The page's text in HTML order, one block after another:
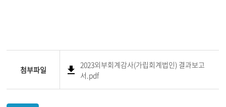
첨부파일
2023외부회계감사(가립회계법인) 결과보고
서.pdf